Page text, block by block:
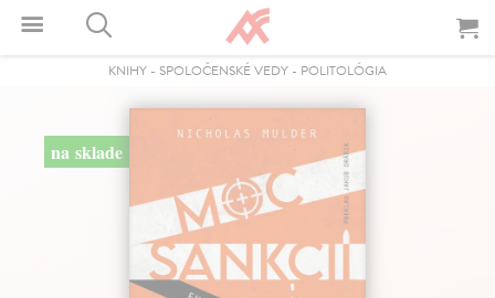
KNIHY - SPOLOČENSKÉ VEDY - POLITOLÓGIA
na sklade